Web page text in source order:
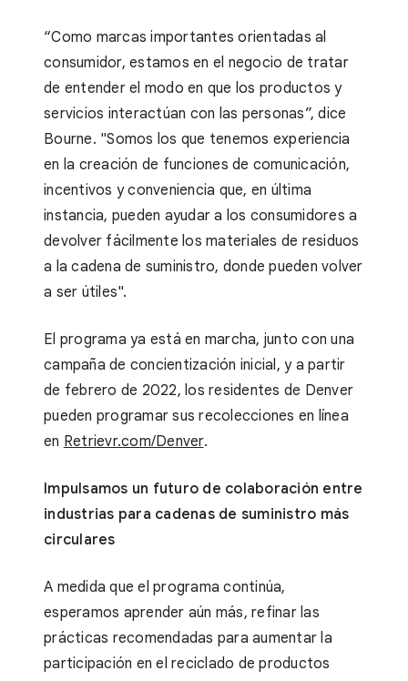
“Como marcas importantes orientadas al
consumidor, estamos en el negocio de tratar
de entender el modo en que los productos y
servicios interactúan con las personas”, dice
Bourne. "Somos los que tenemos experiencia
en la creación de funciones de comunicación,
incentivos y conveniencia que, en última
instancia, pueden ayudar a los consumidores a
devolver fácilmente los materiales de residuos
a la cadena de suministro, donde pueden volver
a ser útiles".
El programa ya está en marcha, junto con una
campaña de concientización inicial, y a partir
de febrero de 2022, los residentes de Denver
pueden programar sus recolecciones en línea
en Retrievr.com/Denver.
Impulsamos un futuro de colaboración entre
industrias para cadenas de suministro más
circulares
A medida que el programa continúa,
esperamos aprender aún más, refinar las
prácticas recomendadas para aumentar la
participación en el reciclado de productos